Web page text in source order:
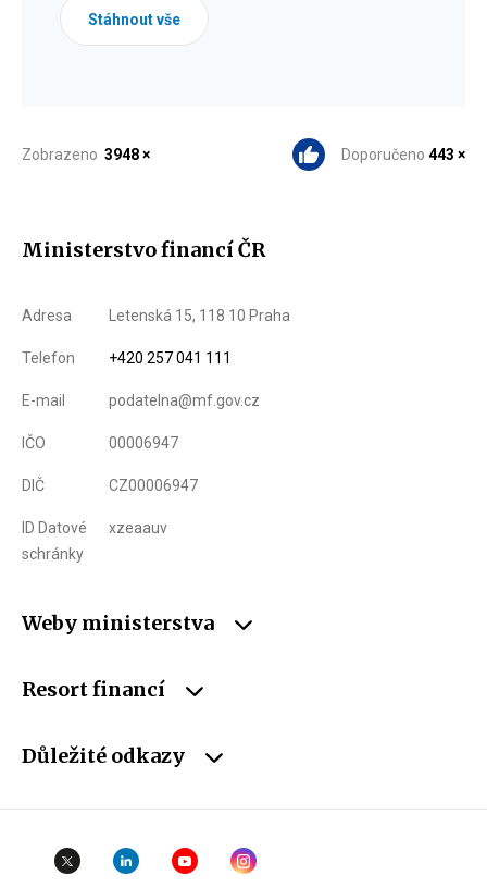
Stáhnout vše
Zobrazeno 3948 × Doporučeno 443 ×
Ministerstvo financí ČR
Adresa Letenská 15, 118 10 Praha
Telefon +420 257 041 111
E-mail podatelna@mf.gov.cz
IČO 00006947
DIČ CZ00006947
ID Datové
schránky
xzeaauv
Weby ministerstva
Resort financí
Důležité odkazy